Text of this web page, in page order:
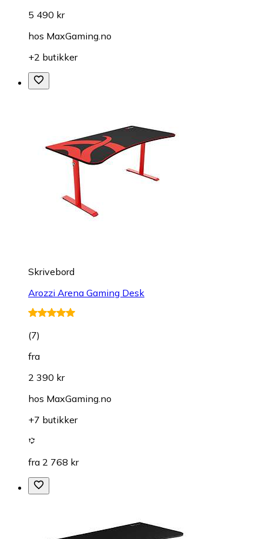
5 490 kr
hos MaxGaming.no
+2 butikker
Skrivebord
Arozzi Arena Gaming Desk
(7)
fra
2 390 kr
hos MaxGaming.no
+7 butikker
fra 2 768 kr